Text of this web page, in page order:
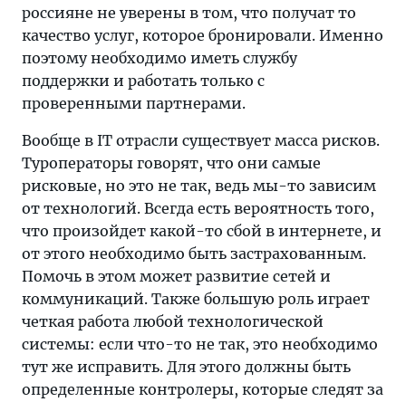
россияне не уверены в том, что получат то
качество услуг, которое бронировали. Именно
поэтому необходимо иметь службу
поддержки и работать только с
проверенными партнерами.
Вообще в IT отрасли существует масса рисков.
Туроператоры говорят, что они самые
рисковые, но это не так, ведь мы-то зависим
от технологий. Всегда есть вероятность того,
что произойдет какой-то сбой в интернете, и
от этого необходимо быть застрахованным.
Помочь в этом может развитие сетей и
коммуникаций. Также большую роль играет
четкая работа любой технологической
системы: если что-то не так, это необходимо
тут же исправить. Для этого должны быть
определенные контролеры, которые следят за